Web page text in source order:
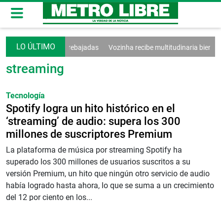
Argentina seguirán rebajadas Vozinha recibe multitudinaria
streaming
Tecnología
Spotify logra un hito histórico en el
‘streaming’ de audio: supera los 300
millones de suscriptores Premium
La plataforma de música por streaming Spotify ha
superado los 300 millones de usuarios suscritos a su
versión Premium, un hito que ningún otro servicio de audio
había logrado hasta ahora, lo que se suma a un crecimiento
del 12 por ciento en los...